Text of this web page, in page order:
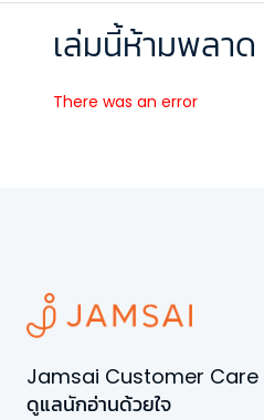
เล่มนี้ห้ามพลาด
There was an error
Jamsai Customer Care
ดูแลนักอ่านด้วยใจ